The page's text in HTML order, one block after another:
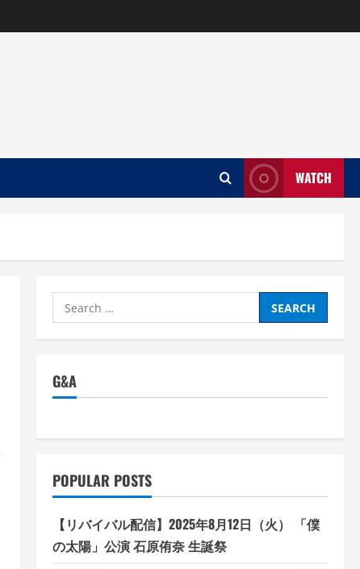
WATCH
Search
for:
G&A
POPULAR POSTS
【リバイバル配信】2025年8月12日（火） 「僕
の太陽」公演 石原侑奈 生誕祭